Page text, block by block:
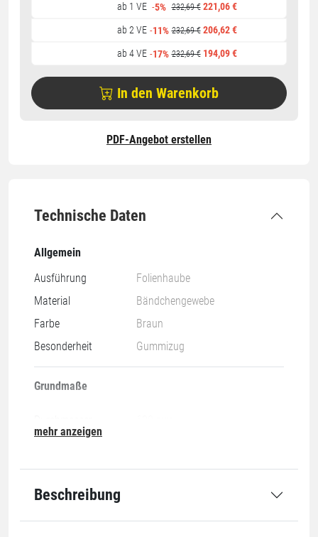
Technische Daten
Allgemein
Ausführung
Folienhaube
Material
Bändchengewebe
Farbe
Braun
Besonderheit
Gummizug
Grundmaße
mehr anzeigen
Beschreibung
ab 1 VE -5% 232,69 € 221,06 €
ab 2 VE -11% 232,69 € 206,62 €
ab 4 VE -17% 232,69 € 194,09 €
In den Warenkorb
PDF-Angebot erstellen